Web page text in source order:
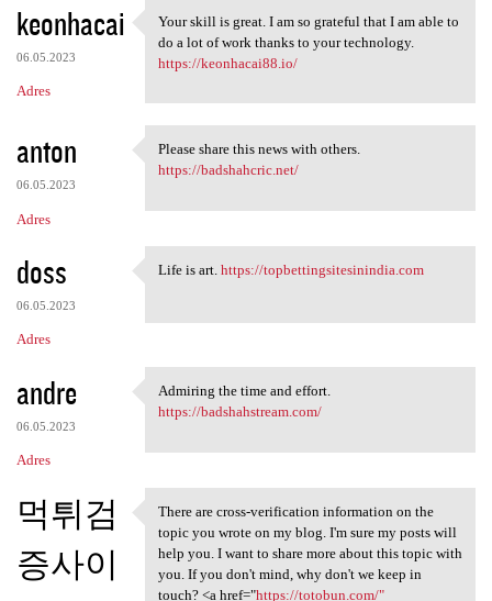
keonhacai
06.05.2023
Adres
Your skill is great. I am so
Your skill is great. I am so grateful that I am able to
do a lot of work thanks to your technology.
https://keonhacai88.io/
anton
06.05.2023
Adres
Please share this news with
Please share this news with others.
https://badshahcric.net/
doss
06.05.2023
Adres
Life is art. https:/
Life is art. https://topbettingsitesinindia.com
andre
06.05.2023
Adres
Admiring the time and effort.
Admiring the time and effort.
https://badshahstream.com/
먹튀검
증사이
There are cross-verification
There are cross-verification information on the
topic you wrote on my blog. I'm sure my posts will
help you. I want to share more about this topic with
you. If you don't mind, why don't we keep in
touch? <a href="https://totobun.com/"